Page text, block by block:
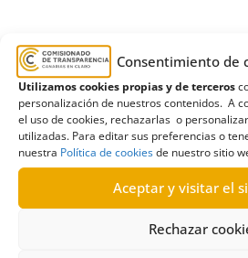
Consentimiento de
Utilizamos cookies propias y de terceros
personalización de nuestros contenidos. A
el uso de cookies, rechazarlas o
utilizadas. Para editar sus preferencias o
nuestra Política de cookiesde nuestro sitio
Aceptar y visitar el
Rechazar
Ayuntamiento de Santa Lucía
Estimatoria,Guayadeque,
R436/2023